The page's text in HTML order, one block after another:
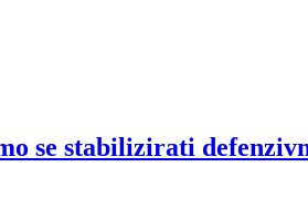
se stabilizirati